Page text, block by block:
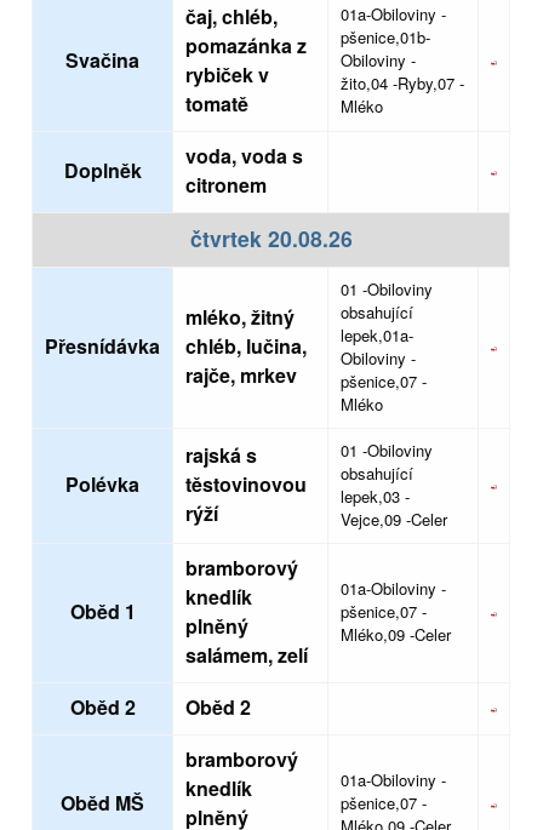
Svačina
čaj, chléb,
pomazánka z
rybiček v
tomatě
01a-Obiloviny -
pšenice,01b-
Obiloviny -
žito,04 -Ryby,07 -
Mléko
Doplněk
voda, voda s
citronem
čtvrtek 20.08.26
Přesnídávka
mléko, žitný
chléb, lučina,
rajče, mrkev
01 -Obiloviny
obsahující
lepek,01a-
Obiloviny -
pšenice,07 -
Mléko
Polévka
rajská s
těstovinovou
rýží
01 -Obiloviny
obsahující
lepek,03 -
Vejce,09 -Celer
Oběd 1
bramborový
knedlík
plněný
salámem, zelí
01a-Obiloviny -
pšenice,07 -
Mléko,09 -Celer
Oběd 2 Oběd 2
Oběd MŠ
bramborový
knedlík
plněný
01a-Obiloviny -
pšenice,07 -